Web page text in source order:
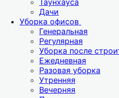
Таунхауса
Дачи
Уборка офисов
Генеральная
Регулярная
Уборка после
Ежедневная
Разовая уборка
Утренняя
Вечерняя